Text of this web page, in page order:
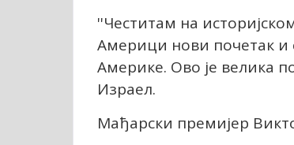
''Честитам на
Америци нови почетак и
Америке. Ово је велика
Израел.
Мађарски премијер